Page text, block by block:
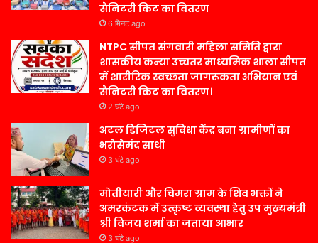
सैनिटरी किट का वितरण
6 मिनट ago
NTPC सीपत संगवारी महिला समिति द्वारा
शासकीय कन्या उच्चतर माध्यमिक शाला सीपत
में शारीरिक स्वच्छता जागरूकता अभियान एवं
सैनिटरी किट का वितरण।
2 घंटे ago
अटल डिजिटल सुविधा केंद्र बना ग्रामीणों का
भरोसेमंद साथी
3 घंटे ago
मोतीयारी और चिमरा ग्राम के शिव भक्तों ने
अमरकंटक में उत्कृष्ट व्यवस्था हेतु उप मुख्यमंत्री
श्री विजय शर्मा का जताया आभार
3 घंटे ago